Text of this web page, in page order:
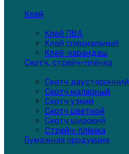
Клей
Клей ПВА
Клей специальный
Клей-карандаш
Скотч, стрейч-плёнка
Скотч двусторонний
Скотч малярный
Скотч узкий
Скотч цветной
Скотч широкий
Стрейч-плёнка
Бумажная продукция